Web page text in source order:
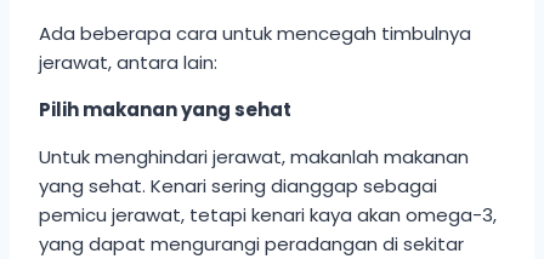
Ada beberapa cara untuk mencegah timbulnya
jerawat, antara lain:
Pilih makanan yang sehat
Untuk menghindari jerawat, makanlah makanan
yang sehat. Kenari sering dianggap sebagai
pemicu jerawat, tetapi kenari kaya akan omega-3,
yang dapat mengurangi peradangan di sekitar